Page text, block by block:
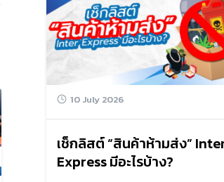
10 July 2026
เช็กลิสต์ “สินค้าห้ามส่ง”
Express มีอะไรบ้าง?